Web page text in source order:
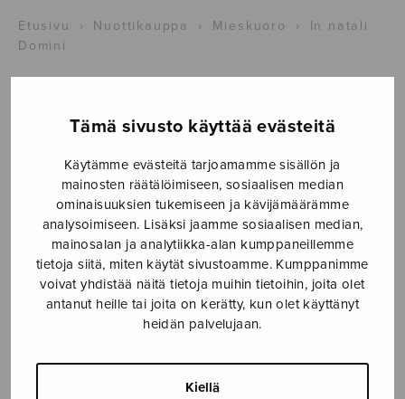
Tämä sivusto käyttää evästeitä
Käytämme evästeitä tarjoamamme sisällön ja
mainosten räätälöimiseen, sosiaalisen median
ominaisuuksien tukemiseen ja kävijämäärämme
analysoimiseen. Lisäksi jaamme sosiaalisen median,
mainosalan ja analytiikka-alan kumppaneillemme
tietoja siitä, miten käytät sivustoamme. Kumppanimme
voivat yhdistää näitä tietoja muihin tietoihin, joita olet
antanut heille tai joita on kerätty, kun olet käyttänyt
heidän palvelujaan.
Kiellä
Etusivu › Nuottikauppa › Mieskuoro ›
In natali
Domini
In natali Domini
eri säveltäjiä